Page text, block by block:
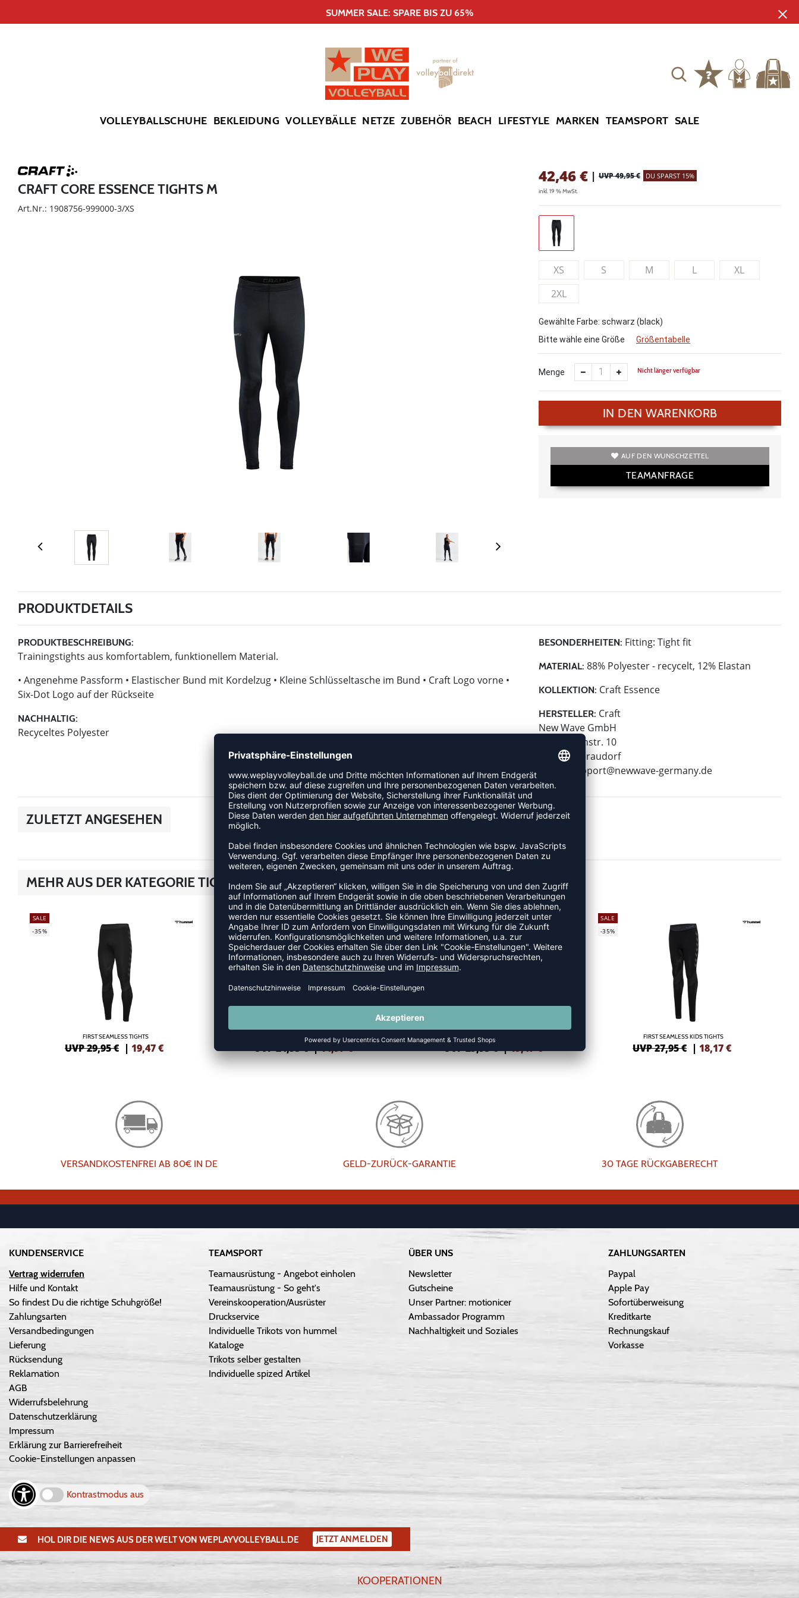
SUMMER SALE: SPARE BIS ZU 65%
VOLLEYBALLSCHUHE BEKLEIDUNG VOLLEYBÄLLE NETZE ZUBEHÖR BEACH LIFESTYLE MARKEN TEAMSPORT SALE
CRAFT CORE ESSENCE TIGHTS M
Art.Nr.: 1908756-999000-3/XS
42,46€ | UVP 49,95 € DU SPARST 15%
inkl. 19 % MwSt.
XS S M L
XL
2XL
Gewählte Farbe: schwarz (black)
Bitte wähle eine Größe
Größentabelle
Menge Nicht länger verfügbar
IN DEN WARENKORB
AUF DEN WUNSCHZETTEL
TEAMANFRAGE
PRODUKTDETAILS
PRODUKTBESCHREIBUNG:
Trainingstights aus komfortablem, funktionellem Material.
• Angenehme Passform • Elastischer Bund mit Kordelzug • Kleine Schlüsseltasche im Bund • Craft Logo vorne •
Six-Dot Logo auf der Rückseite
NACHHALTIG:
Recyceltes Polyester
BESONDERHEITEN: Fitting: Tight fit
MATERIAL: 88% Polyester - recycelt, 12% Elastan
KOLLEKTION: Craft Essence
HERSTELLER: Craft
New Wave GmbH
Geigelsteinstr. 10
83080 Oberaudorf
support@newwave-germany.de
ZULETZT ANGESEHEN
MEHR AUS DER KATEGORIE TIGHTS
SALE
-35%
FIRST SEAMLESS TIGHTS
UVP 29,95 € | 19,47€
SALE
-40%
FIRST SEAMLESS SHORT TIGHTS
UVP 24,95 € |14,97€
SALE
-35%
FIRST SEAMLESS TIGHTS WOMEN
UVP 29,95 € |19,47€
SALE
-35%
FIRST SEAMLESS KIDS TIGHTS
UVP 27,95 € |18,17€
VERSANDKOSTENFREI AB 80€ IN DE GELD-ZURÜCK-GARANTIE 30 TAGE RÜCKGABERECHT
KUNDENSERVICE
Vertrag widerrufen
Hilfe und Kontakt
So findest Du die richtige Schuhgröße!
Zahlungsarten
Versandbedingungen
Lieferung
Rücksendung
Reklamation
AGB
Widerrufsbelehrung
Datenschutzerklärung
Impressum
Erklärung zur Barrierefreiheit
Cookie-Einstellungen anpassen
Kontrastmodus aus
TEAMSPORT
Teamausrüstung - Angebot einholen
Teamausrüstung - So geht's
Vereinskooperation/Ausrüster
Druckservice
Individuelle Trikots von hummel
Kataloge
Trikots selber gestalten
Individuelle spized Artikel
ÜBER UNS
Newsletter
Gutscheine
Unser Partner: motionicer
Ambassador Programm
Nachhaltigkeit und Soziales
ZAHLUNGSARTEN
Paypal
Apple Pay
Sofortüberweisung
Kreditkarte
Rechnungskauf
Vorkasse
HOL DIR DIE NEWS AUS DER WELT VON WEPLAYVOLLEYBALL.DE JETZT ANMELDEN
KOOPERATIONEN